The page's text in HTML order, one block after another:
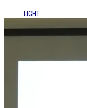
LIGHT